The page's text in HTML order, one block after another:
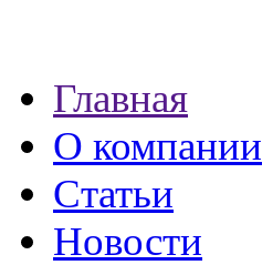
экспресс займы
Главная
О компании
Статьи
Новости